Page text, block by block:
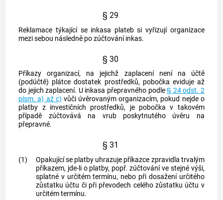
§ 29
Reklamace týkající se inkasa plateb si vyřizují organizace
mezi sebou následně po zúčtování inkas.
§ 30
Příkazy organizací, na jejichž zaplacení není na účtě
(podúčtě) plátce dostatek prostředků, pobočka eviduje až
do jejich zaplacení. U inkasa přepravného podle§ 24 odst. 2
písm. a) až c) vůči úvěrovaným organizacím, pokud nejde o
platby z investičních prostředků, je pobočka v takovém
případě zúčtovává na vrub poskytnutého úvěru na
přepravné.
§ 31
(1)
Opakující se platby uhrazuje příkazce zpravidla trvalým
příkazem, jde-li o platby, popř. zúčtování ve stejné výši,
splatné v určitém termínu, nebo při dosažení určitého
zůstatku účtu či při převodech celého zůstatku účtu v
určitém termínu.